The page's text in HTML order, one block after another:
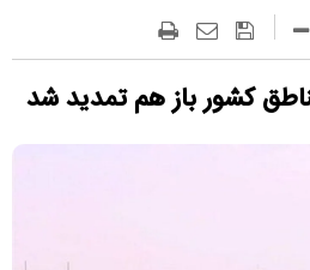
کشور باز هم تمدید شد